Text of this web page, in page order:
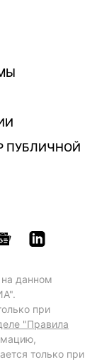
ПУБЛИЧНОЙ
данном
при
"Правила
только при